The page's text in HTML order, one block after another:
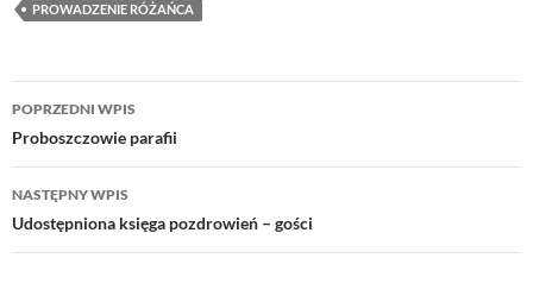
PROWADZENIE RÓŻAŃCA
Nawigacja
wpisu
POPRZEDNI WPIS
Proboszczowie parafii
NASTĘPNY WPIS
Udostępniona księga pozdrowień – gości